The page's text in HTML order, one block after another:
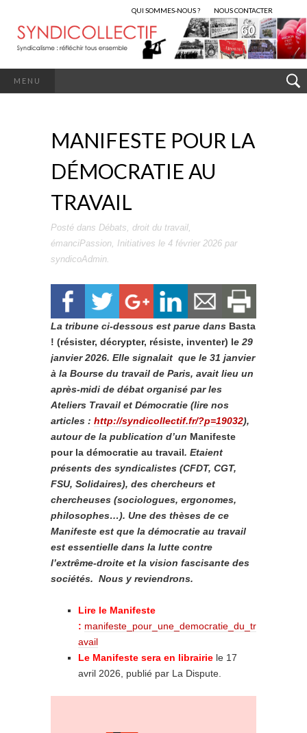
QUI SOMMES-NOUS ? NOUS CONTACTER
MENU
MANIFESTE POUR LA
DÉMOCRATIE AU
TRAVAIL
Posté dans Débats, droit du travail,
émanciPassion, Initiatives le 4 février 2026 par
syndicoAdmin.
La tribune ci-dessous est parue dans Basta
! (résister, décrypter, résiste, inventer) le 29
janvier 2026. Elle signalait que le 31 janvier
à la Bourse du travail de Paris, avait lieu un
après-midi de débat organisé par les
Ateliers Travail et Démocratie (lire nos
articles : http://syndicollectif.fr/?p=19032),
autour de la publication d’un Manifeste
pour la démocratie au travail. Etaient
présents des syndicalistes (CFDT, CGT,
FSU, Solidaires), des chercheurs et
chercheuses (sociologues, ergonomes,
philosophes…). Une des thèses de ce
Manifeste est que la démocratie au travail
est essentielle dans la lutte contre
l’extrême-droite et la vision fascisante des
sociétés. Nous y reviendrons.
Lire le Manifeste
: manifeste_pour_une_democratie_du_tr
avail
Le Manifeste sera en librairie le 17
avril 2026, publié par La Dispute.